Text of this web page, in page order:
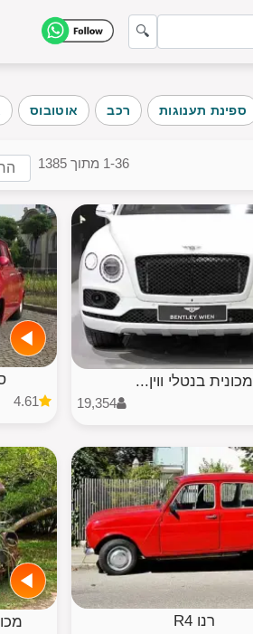
חתול
רכב
אלבומי משתמשים
כל הקטגוריות
🔍
ספינת תענוגות רכב אוטובוס
1-36 מתוך 1385
מכונית בנטלי ווין...
19,354
4.61
רנו R4